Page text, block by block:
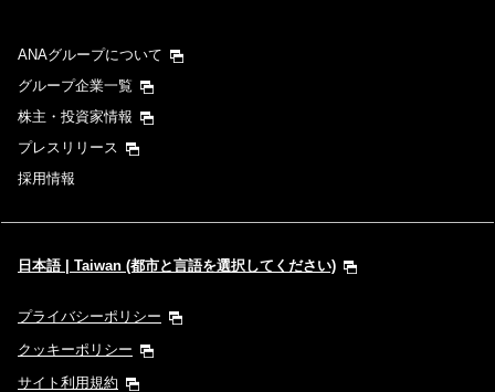
ANAグループについて
グループ企業一覧
株主・投資家情報
プレスリリース
採用情報
日本語 | Taiwan (都市と言語を選択してください)
プライバシーポリシー
クッキーポリシー
サイト利用規約